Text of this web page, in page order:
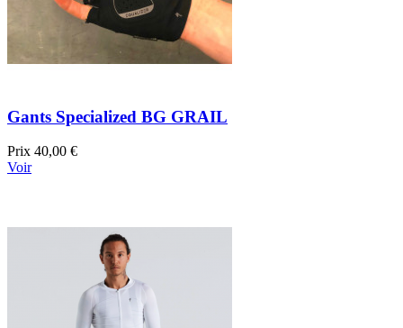
Gants Specialized BG GRAIL
Prix 40,00 €
Voir